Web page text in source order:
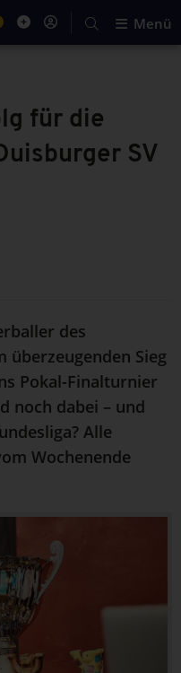
Menü
für die
SV
des
überzeugenden Sieg
Pokal-Finalturnier
noch dabei – und
Alle
Wochenende